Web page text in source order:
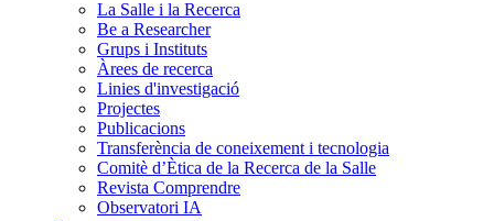
La Salle i la Recerca
Be a Researcher
Grups i Instituts
Àrees de recerca
Linies d'investigació
Projectes
Publicacions
Transferència de coneixement i tecnologia
Comitè d’Ètica de la Recerca de la Salle
Revista Comprendre
Observatori IA